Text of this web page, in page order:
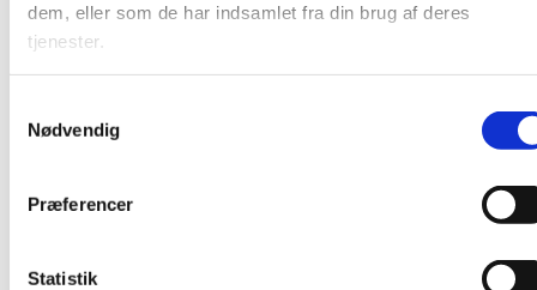
dem, eller som de har indsamlet fra din brug af deres
tjenester.
Nødvendig
Præferencer
Statistik